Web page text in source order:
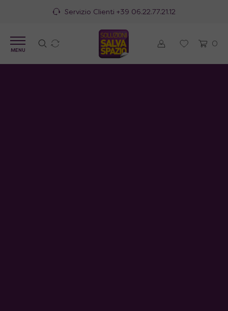
Servizio Clienti +39 06.22.77.21.12
0
MENU